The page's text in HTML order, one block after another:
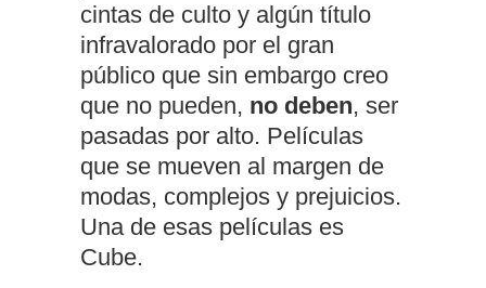
cintas de culto y algún título
infravalorado por el gran
público que sin embargo creo
que no pueden, no deben, ser
pasadas por alto. Películas
que se mueven al margen de
modas, complejos y prejuicios.
Una de esas películas es
Cube.